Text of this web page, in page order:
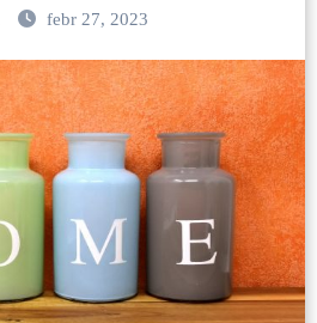
febr 27, 2023